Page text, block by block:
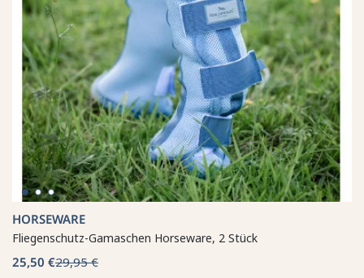
HORSEWARE
Fliegenschutz-Gamaschen Horseware, 2 Stück
25,50 €29,95 €